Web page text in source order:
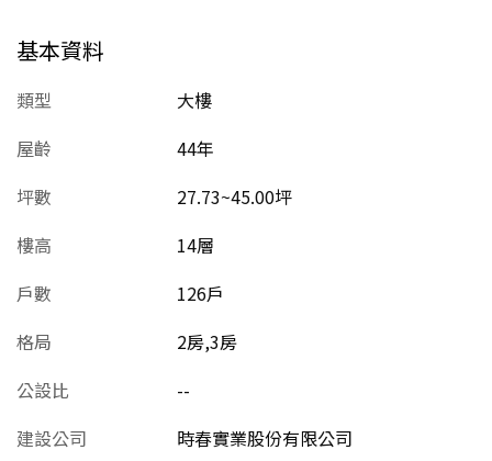
基本資料
類型
大樓
屋齡
44年
坪數
27.73~45.00坪
樓高
14層
戶數
126戶
格局
2房,3房
公設比
--
建設公司
時春實業股份有限公司